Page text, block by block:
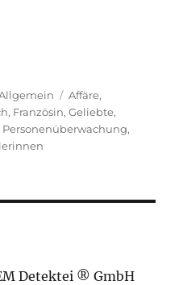
Kategorien Schlagwörter
Affäre,
, Französin,Geliebte,
Personenüberwachung,
Detektei ® GmbH